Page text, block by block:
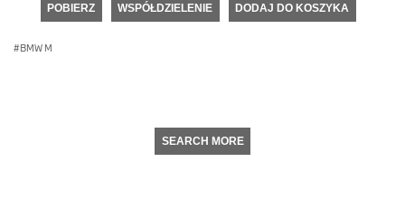
seconds
POBIERZ WSPÓŁDZIELENIE DODAJ DO KOSZYKA
BMW M
SEARCH MORE